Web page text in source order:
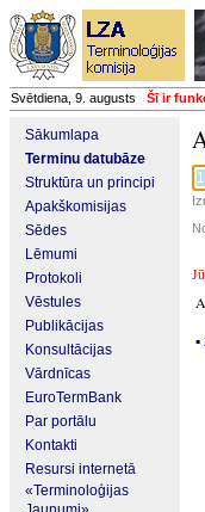
Svētdiena, 9. augusts Šī ir
Sākumlapa
Terminu datubāze
Struktūra un principi
Apakškomisijas
Sēdes
Lēmumi
Protokoli
Vēstules
Publikācijas
Konsultācijas
Vārdnīcas
EuroTermBank
Par portālu
Kontakti
Resursi internetā
«Terminoloģijas
▪